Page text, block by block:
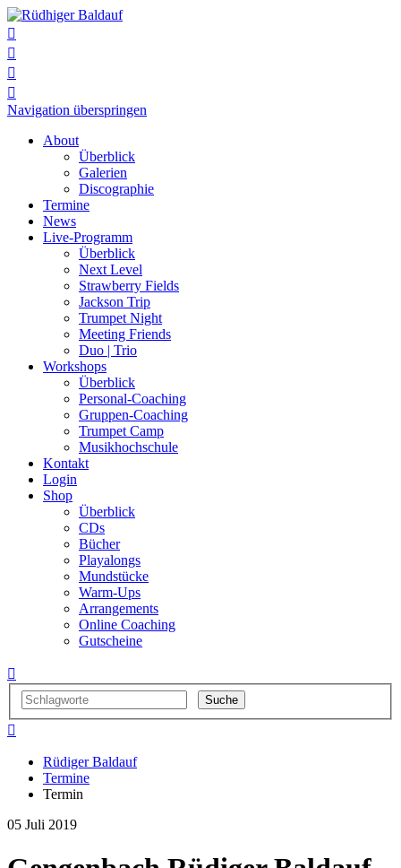




Navigation überspringen
About
Überblick
Galerien
Discographie
Termine
News
Live-Programm
Überblick
Next Level
Strawberry Fields
Jackson Trip
Trumpet Night
Meeting Friends
Duo | Trio
Workshops
Überblick
Personal-Coaching
Gruppen-Coaching
Trumpet Camp
Musikhochschule
Kontakt
Login
Shop
Überblick
CDs
Bücher
Playalongs
Mundstücke
Warm-Ups
Arrangements
Online Coaching
Gutscheine


Rüdiger Baldauf
Termine
Termin
05 Juli 2019